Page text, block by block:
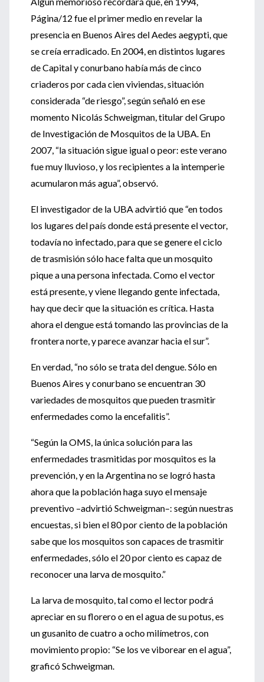
Página/12 fue el primer medio en revelar la
presencia en Buenos Aires del Aedes aegypti, que
se creía erradicado. En 2004, en distintos lugares
de Capital y conurbano había más de cinco
criaderos por cada cien viviendas, situación
considerada “de riesgo”, según señaló en ese
momento Nicolás Schweigman, titular del Grupo
de Investigación de Mosquitos de la UBA. En
2007, “la situación sigue igual o peor: este verano
fue muy lluvioso, y los recipientes a la intemperie
acumularon más agua”, observó.
El investigador de la UBA advirtió que “en todos
los lugares del país donde está presente el vector,
todavía no infectado, para que se genere el ciclo
de trasmisión sólo hace falta que un mosquito
pique a una persona infectada. Como el vector
está presente, y viene llegando gente infectada,
hay que decir que la situación es crítica. Hasta
ahora el dengue está tomando las provincias de la
frontera norte, y parece avanzar hacia el sur”.
En verdad, “no sólo se trata del dengue. Sólo en
Buenos Aires y conurbano se encuentran 30
variedades de mosquitos que pueden trasmitir
enfermedades como la encefalitis”.
“Según la OMS, la única solución para las
enfermedades trasmitidas por mosquitos es la
prevención, y en la Argentina no se logró hasta
ahora que la población haga suyo el mensaje
preventivo –advirtió Schweigman–: según nuestras
encuestas, si bien el 80 por ciento de la población
sabe que los mosquitos son capaces de trasmitir
enfermedades, sólo el 20 por ciento es capaz de
reconocer una larva de mosquito.”
La larva de mosquito, tal como el lector podrá
apreciar en su florero o en el agua de su potus, es
un gusanito de cuatro a ocho milímetros, con
movimiento propio: “Se los ve viborear en el agua”,
graficó Schweigman.